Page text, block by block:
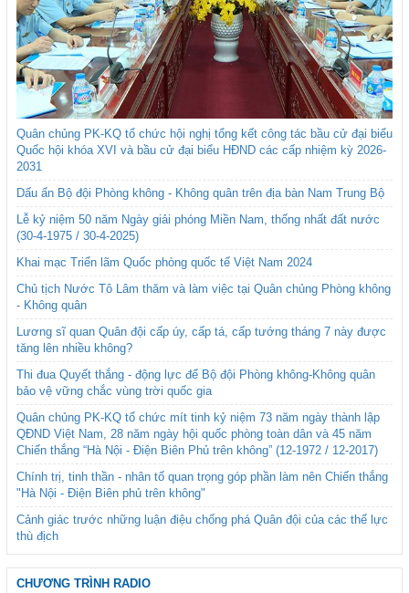
Quân chủng PK-KQ tổ chức hội nghị tổng kết công tác bầu cử đại biểu
Quốc hội khóa XVI và bầu cử đại biểu HĐND các cấp nhiệm kỳ 2026-
2031
Dấu ấn Bộ đội Phòng không - Không quân trên địa bàn Nam Trung Bộ
Lễ kỷ niệm 50 năm Ngày giải phóng Miền Nam, thống nhất đất nước
(30-4-1975 / 30-4-2025)
Khai mạc Triển lãm Quốc phòng quốc tế Việt Nam 2024
Chủ tịch Nước Tô Lâm thăm và làm việc tại Quân chủng Phòng không
- Không quân
Lương sĩ quan Quân đội cấp úy, cấp tá, cấp tướng tháng 7 này được
tăng lên nhiều không?
Thi đua Quyết thắng - động lực để Bộ đội Phòng không-Không quân
bảo vệ vững chắc vùng trời quốc gia
Quân chủng PK-KQ tổ chức mít tinh kỷ niệm 73 năm ngày thành lập
QĐND Việt Nam, 28 năm ngày hội quốc phòng toàn dân và 45 năm
Chiến thắng “Hà Nội - Điện Biên Phủ trên không” (12-1972 / 12-2017)
Chính trị, tinh thần - nhân tố quan trọng góp phần làm nên Chiến thắng
"Hà Nội - Điện Biên phủ trên không"
Cảnh giác trước những luận điệu chống phá Quân đội của các thế lực
thù địch
CHƯƠNG TRÌNH RADIO